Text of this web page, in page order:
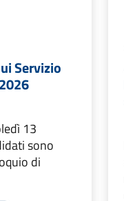
Servizio
13
sono
di